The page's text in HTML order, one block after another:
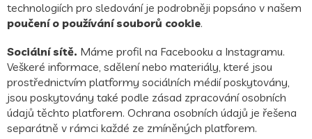
technologiích pro sledování je podrobněji popsáno v našem
poučení o používání souborů cookie.
Sociální sítě. Máme profil na Facebooku a Instagramu.
Veškeré informace, sdělení nebo materiály, které jsou
prostřednictvím platformy sociálních médií poskytovány,
jsou poskytovány také podle zásad zpracování osobních
údajů těchto platforem. Ochrana osobních údajů je řešena
separátně v rámci každé ze zmíněných platforem.